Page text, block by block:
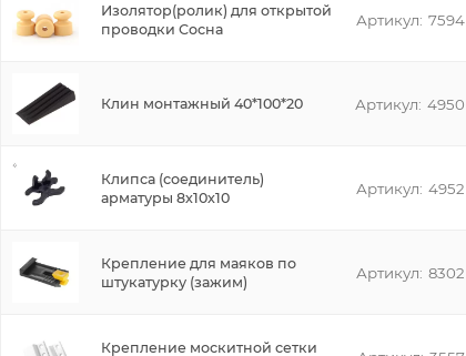
Изолятор(ролик) для открытой
проводки Сосна
7594
Клин монтажный 40*100*20 4950
Клипса (соединитель)
арматуры 8х10х10
4952
Крепление для маяков по
штукатурку (зажим)
8302
Крепление москитной сетки